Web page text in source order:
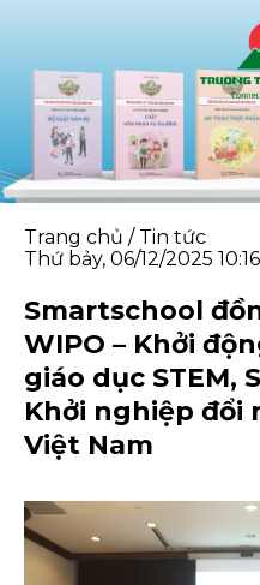
Trang chủ / Tin tức
Thứ bảy, 06/12/2025
Smartschool
WIPO – Khởi
giáo dục STEM,
Khởi nghiệp đổi
Việt Nam